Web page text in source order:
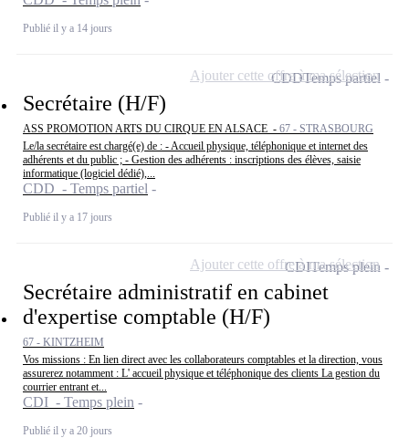
Publié il y a 14 jours
Secrétaire (H/F)
ASS PROMOTION ARTS DU CIRQUE EN ALSACE - 67 - STRASBOURG
Le/la secrétaire est chargé(e) de : - Accueil physique, téléphonique et internet des
adhérents et du public ; - Gestion des adhérents : inscriptions des élèves, saisie
informatique (logiciel dédié),...
CDD - Temps partiel
Publié il y a 17 jours
CDDTemps partiel
Ajouter cette offre à ma sélection
Secrétaire administratif en cabinet
d'expertise comptable (H/F)
67 - KINTZHEIM
Vos missions : En lien direct avec les collaborateurs comptables et la direction, vous
assurerez notamment : L' accueil physique et téléphonique des clients La gestion du
courrier entrant et...
CDI - Temps plein
Publié il y a 20 jours
CDITemps plein
Ajouter cette offre à ma sélection